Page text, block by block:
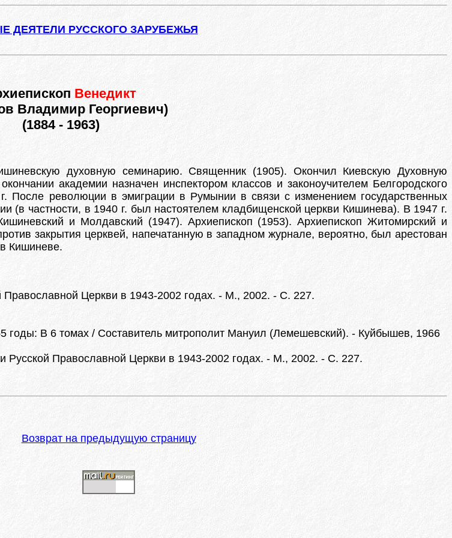
ДЕЯТЕЛИ РУССКОГО ЗАРУБЕЖЬЯ
Венедикт
Владимир Георгиевич)
(1884 - 1963)
духовную семинарию. Священник (1905). Окончил Киевскую Духовную
академии назначен инспектором классов и законоучителем Белгородского
После революции в эмиграции в Румынии в связи с изменением государственных
частности, в 1940 г. был настоятелем кладбищенской церкви Кишинева). В 1947 г.
и Молдавский (1947). Архиепископ (1953). Архиепископ Житомирский и
закрытия церквей, напечатанную в западном журнале, вероятно, был арестован
Кишиневе.
Церкви в 1943-2002 годах. - М., 2002. - С. 227.
годы: В 6 томах / Составитель митрополит Мануил (Лемешевский). - Куйбышев, 1966
Русской Православной Церкви в 1943-2002 годах. - М., 2002. - С. 227.
Возврат на предыдущую страницу